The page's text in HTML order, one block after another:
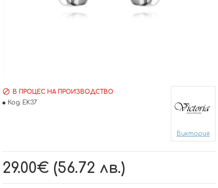
29.00€ (56.72 лв.)
В ПРОЦЕС НА ПРОИЗВОДСТВО
Код: EK37
Виктория